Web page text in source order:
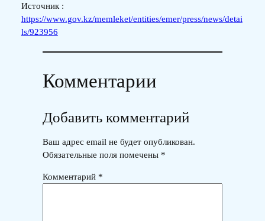
Источник :
https://www.gov.kz/memleket/entities/emer/press/news/detai
ls/923956
Комментарии
Добавить комментарий
Ваш адрес email не будет опубликован.
Обязательные поля помечены *
Комментарий *